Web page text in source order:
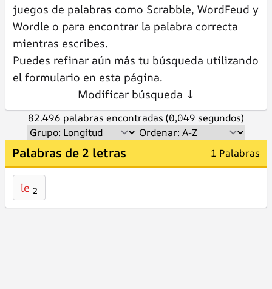
juegos de palabras como Scrabble, WordFeud y
Wordle o para encontrar la palabra correcta
mientras escribes.
Puedes refinar aún más tu búsqueda utilizando
el formulario en esta página.
Modificar búsqueda ↓
82.496 palabras encontradas (0,049 segundos)
Palabras de 2 letras 1 Palabras
le 2